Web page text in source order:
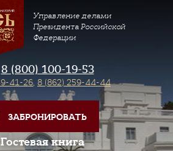
Управление делами
Президента Российской
Федерации
8 (800) 100-19-53
41-26, 8 (862) 259-44-44
ЗАБРОНИРОВАТЬ
Гостевая книга